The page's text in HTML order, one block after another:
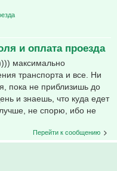
и оплата проезда
максимально
транспорта и все. Ни
пока не приблизишь до
и знаешь, что куда едет
не спорю, ибо не
Перейти к сообщению